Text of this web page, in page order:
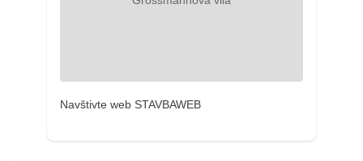
Navštivte web STAVBAWEB